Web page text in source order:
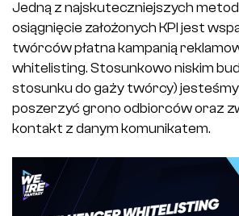
Jedną z najskuteczniejszych
osiągnięcie założonych KPI jest
twórców płatna kampanią
whitelisting. Stosunkowo niskim
stosunku do gaży twórcy)
poszerzyć grono odbiorców oraz
kontakt z danym komunikatem.